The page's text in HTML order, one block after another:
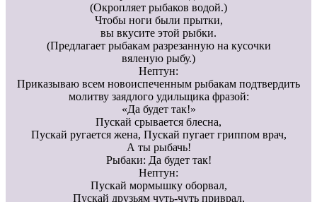
(Окропляет рыбаков водой.)
Чтобы ноги были прытки,
вы вкусите этой рыбки.
(Предлагает рыбакам разрезанную на кусочки
вяленую рыбу.)
Нептун:
Приказываю всем новоиспеченным рыбакам подтвердить
молитву заядлого удильщика фразой:
«Да будет так!»
Пускай срывается блесна,
Пускай ругается жена, Пускай пугает гриппом врач,
А ты рыбачь!
Рыбаки: Да будет так!
Нептун:
Пускай мормышку оборвал,
Пускай друзьям чуть-чуть приврал,